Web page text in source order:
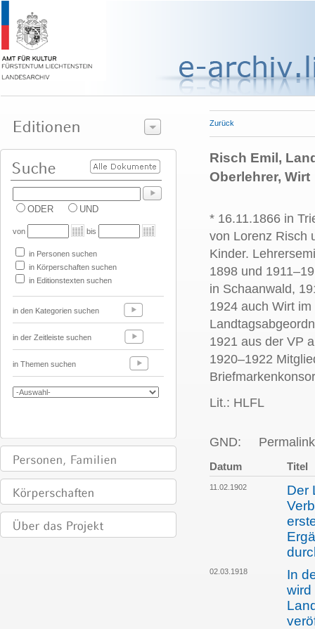
ODER UND
von bis
in Personen suchen
in Körperschaften suchen
in Editionstexten suchen
in den Kategorien suchen
in der Zeitleiste suchen
in Themen suchen
Zurück
Risch Emil,
Oberlehrer, Wirt
* 16.11.1866 in
von Lorenz Risch
Kinder.
1898 und
in Schaanwald,
1924 auch Wirt
1921 aus der VP
1920–1922
Lit.: HLFL
GND:
Datum Titel
11.02.1902
Der
02.03.1918
In
wird